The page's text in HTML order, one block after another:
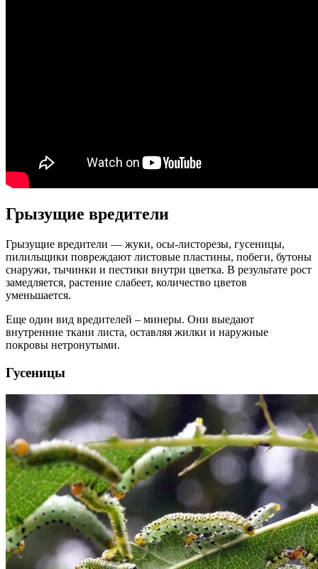
Грызущие вредители
Грызущие вредители — жуки, осы-листорезы, гусеницы,
пилильщики повреждают листовые пластины, побеги, бутоны
снаружи, тычинки и пестики внутри цветка. В результате рост
замедляется, растение слабеет, количество цветов
уменьшается.
Еще один вид вредителей – минеры. Они выедают
внутренние ткани листа, оставляя жилки и наружные
покровы нетронутыми.
Гусеницы